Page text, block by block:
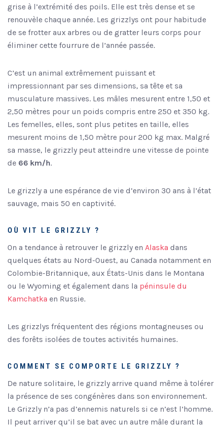
grise à l’extrémité des poils. Elle est très dense et se
renouvèle chaque année. Les grizzlys ont pour habitude
de se frotter aux arbres ou de gratter leurs corps pour
éliminer cette fourrure de l’année passée.
C’est un animal extrêmement puissant et
impressionnant par ses dimensions, sa tête et sa
musculature massives. Les mâles mesurent entre 1,50 et
2,50 mètres pour un poids compris entre 250 et 350 kg.
Les femelles, elles, sont plus petites en taille, elles
mesurent moins de 1,50 mètre pour 200 kg max. Malgré
sa masse, le grizzly peut atteindre une vitesse de pointe
de 66 km/h.
Le grizzly a une espérance de vie d’environ 30 ans à l’état
sauvage, mais 50 en captivité.
OÙ VIT LE GRIZZLY ?
On a tendance à retrouver le grizzly en Alaska dans
quelques états au Nord-Ouest, au Canada notamment en
Colombie-Britannique, aux États-Unis dans le Montana
ou le Wyoming et également dans la péninsule du
Kamchatka en Russie.
Les grizzlys fréquentent des régions montagneuses ou
des forêts isolées de toutes activités humaines.
COMMENT SE COMPORTE LE GRIZZLY ?
De nature solitaire, le grizzly arrive quand même à tolérer
la présence de ses congénères dans son environnement.
Le Grizzly n’a pas d’ennemis naturels si ce n’est l’homme.
Il peut arriver qu’il se bat avec un autre mâle durant la